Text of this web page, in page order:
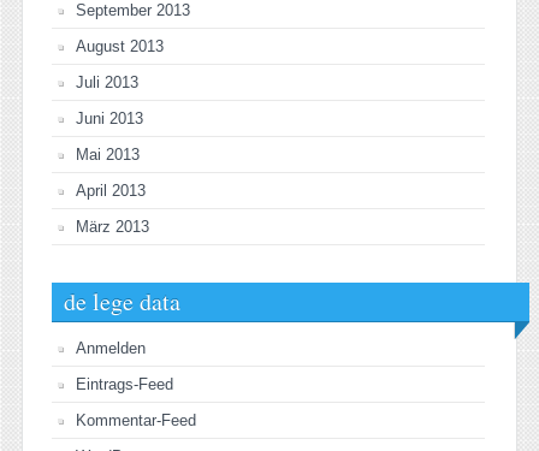
September 2013
August 2013
Juli 2013
Juni 2013
Mai 2013
April 2013
März 2013
de lege data
Anmelden
Eintrags-Feed
Kommentar-Feed